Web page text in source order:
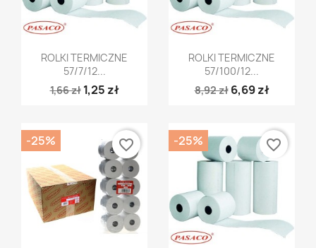
Szybki podgląd
ROLKI TERMICZNE
57/7/12...
1,66 zł 1,25 zł
Szybki podgląd
ROLKI TERMICZNE
57/100/12...
8,92 zł 6,69 zł
-25% favorite_border -25% favorite_border